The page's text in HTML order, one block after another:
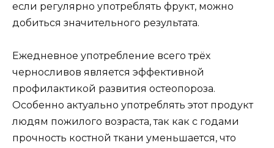
если регулярно употреблять фрукт, можно
добиться значительного результата.
Ежедневное употребление всего трёх
черносливов является эффективной
профилактикой развития остеопороза.
Особенно актуально употреблять этот продукт
людям пожилого возраста, так как с годами
прочность костной ткани уменьшается, что